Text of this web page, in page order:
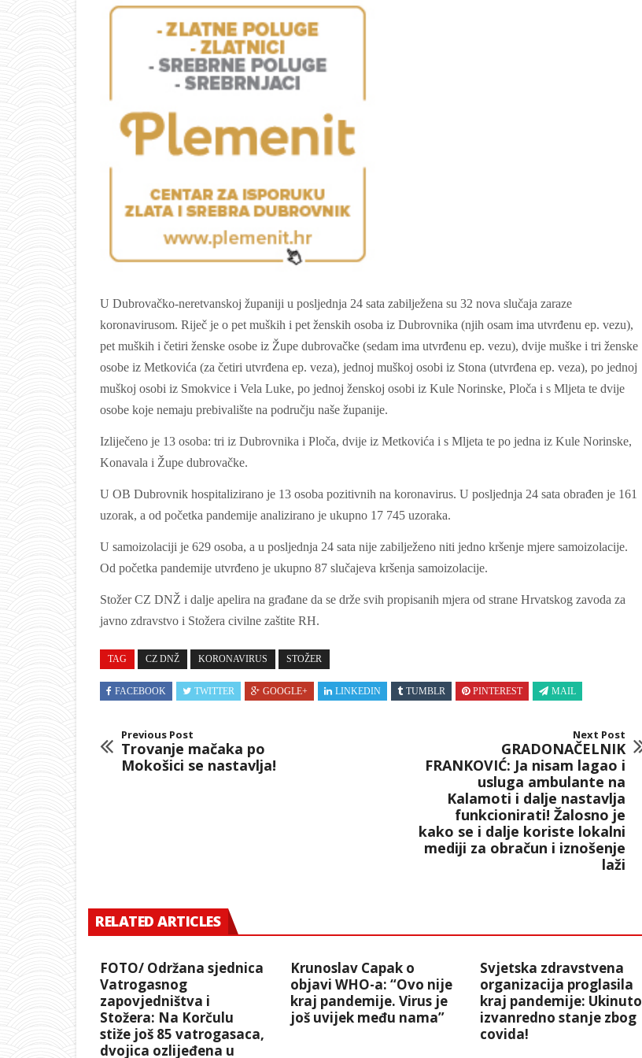
U Dubrovačko-neretvanskoj županiji u posljednja 24 sata zabilježena su 32 nova slučaja zaraze
koronavirusom. Riječ je o pet muških i pet ženskih osoba iz Dubrovnika (njih osam ima utvrđenu ep. vezu),
pet muških i četiri ženske osobe iz Župe dubrovačke (sedam ima utvrđenu ep. vezu), dvije muške i tri ženske
osobe iz Metkovića (za četiri utvrđena ep. veza), jednoj muškoj osobi iz Stona (utvrđena ep. veza), po jednoj
muškoj osobi iz Smokvice i Vela Luke, po jednoj ženskoj osobi iz Kule Norinske, Ploča i s Mljeta te dvije
osobe koje nemaju prebivalište na području naše županije.
Izliječeno je 13 osoba: tri iz Dubrovnika i Ploča, dvije iz Metkovića i s Mljeta te po jedna iz Kule Norinske,
Konavala i Župe dubrovačke.
U OB Dubrovnik hospitalizirano je 13 osoba pozitivnih na koronavirus. U posljednja 24 sata obrađen je 161
uzorak, a od početka pandemije analizirano je ukupno 17 745 uzoraka.
U samoizolaciji je 629 osoba, a u posljednja 24 sata nije zabilježeno niti jedno kršenje mjere samoizolacije.
Od početka pandemije utvrđeno je ukupno 87 slučajeva kršenja samoizolacije.
Stožer CZ DNŽ i dalje apelira na građane da se drže svih propisanih mjera od strane Hrvatskog zavoda za
javno zdravstvo i Stožera civilne zaštite RH.
TAG CZ DNŽ KORONAVIRUS STOŽER
FACEBOOK TWITTER GOOGLE+ LINKEDIN TUMBLR PINTEREST MAIL
Previous Post
Trovanje mačaka po
Mokošici se nastavlja!
Next Post
GRADONAČELNIK
FRANKOVIĆ: Ja nisam lagao i
usluga ambulante na
Kalamoti i dalje nastavlja
funkcionirati! Žalosno je
kako se i dalje koriste lokalni
mediji za obračun i iznošenje
laži
RELATED ARTICLES
FOTO/ Održana sjednica
Vatrogasnog
zapovjedništva i
Stožera: Na Korčulu
stiže još 85 vatrogasaca,
dvojica ozlijeđena u
Krunoslav Capak o
objavi WHO-a: “Ovo nije
kraj pandemije. Virus je
još uvijek među nama”
Svjetska zdravstvena
organizacija proglasila
kraj pandemije: Ukinuto
izvanredno stanje zbog
covida!